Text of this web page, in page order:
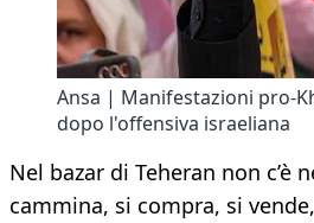
Ansa | Manifestazioni pro-
dopo l'offensiva israeliana
Nel bazar di Teheran non c’è
cammina, si compra, si